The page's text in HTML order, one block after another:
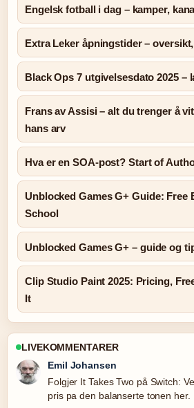
Engelsk fotball i dag – kamper,
Extra Leker åpningstider –
Black Ops 7 utgivelsesdato 2025 –
Frans av Assisi – alt du trenger å
hans arv
Hva er en SOA-post? Start of
Unblocked Games G+ Guide: Free
School
Unblocked Games G+ – guide og
Clip Studio Paint 2025: Pricing,
It
LIVEKOMMENTARER
Andreas Dahl
Nyttig kontekst rundt Hvordan si
komplett.... Hold gjerne denne